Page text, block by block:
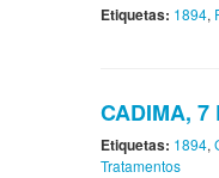
Etiquetas: 1894,
CADIMA, 7
Etiquetas: 1894,
Tratamentos